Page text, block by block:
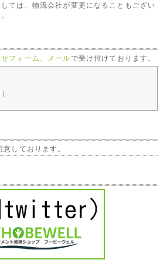
ては、物流会社が変更になることもござい
フォーム メールで受け付けております。
しております。